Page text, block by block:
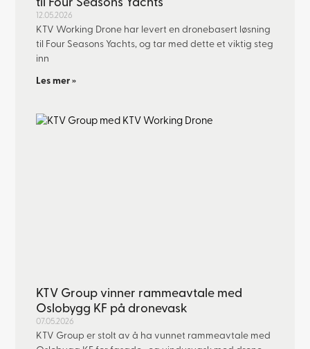
til Four Seasons Yachts
12.05.2026
KTV Working Drone har levert en dronebasert løsning
til Four Seasons Yachts, og tar med dette et viktig steg
inn
Les mer »
KTV Group vinner rammeavtale med
Oslobygg KF på dronevask
07.05.2026
KTV Group er stolt av å ha vunnet rammeavtale med